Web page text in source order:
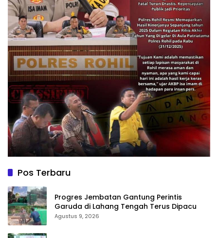
Pos Terbaru
Progres Jembatan Gantung Perintis
Garuda di Lahang Tengah Terus Dipacu
Agustus 9, 2026